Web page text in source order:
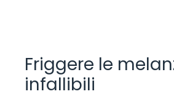
Friggere le
infallibili